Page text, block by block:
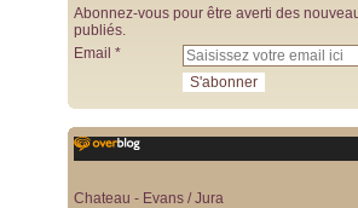
Abonnez-vous pour être averti des
publiés.
Email
Chateau - Evans / Jura